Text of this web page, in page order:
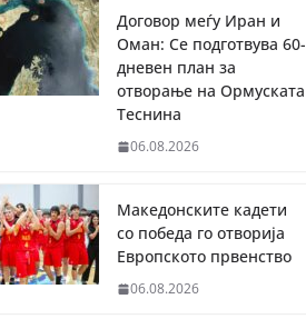
Договор меѓу Иран и
Оман: Се подготвува 60-
дневен план за
отворање на Ормуската
Теснина
06.08.2026
Македонските кадети
со победа го отворија
Европското првенство
06.08.2026